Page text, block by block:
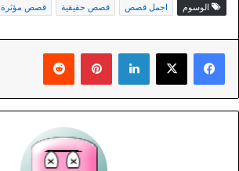
الوسوم اجمل قصص قصص حقيقية قصص مؤثرة
لينكدإن بينتيريست